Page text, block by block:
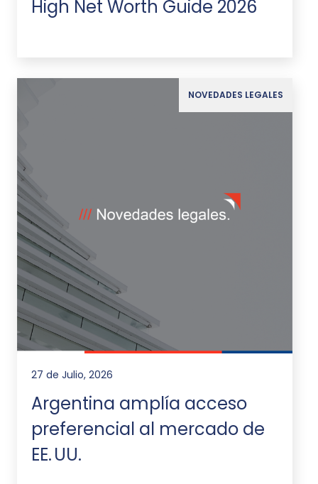
High Net Worth Guide 2026
NOVEDADES LEGALES
27 de Julio, 2026
Argentina amplía acceso
preferencial al mercado de
EE. UU.